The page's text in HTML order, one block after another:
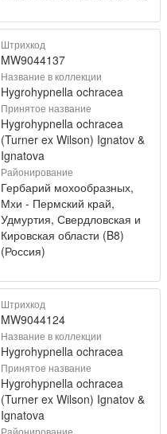
Штрихкод
MW9044137
Название в коллекции
Hygrohypnella ochracea
Принятое название
Hygrohypnella ochracea
(Turner ex Wilson) Ignatov &
Ignatova
Районирование
Гербарий мохообразных,
Мхи - Пермский край,
Удмуртия, Свердловская и
Кировская области (B8)
(Россия)
Штрихкод
MW9044124
Название в коллекции
Hygrohypnella ochracea
Принятое название
Hygrohypnella ochracea
(Turner ex Wilson) Ignatov &
Ignatova
Районирование